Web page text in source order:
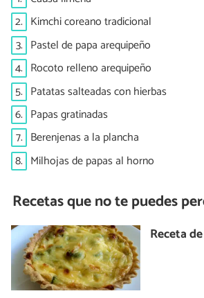
2. Kimchi coreano tradicional
3. Pastel de papa arequipeño
4. Rocoto relleno arequipeño
5. Patatas salteadas con hierbas
6. Papas gratinadas
7. Berenjenas a la plancha
8. Milhojas de papas al horno
Recetas que no te puedes
Receta